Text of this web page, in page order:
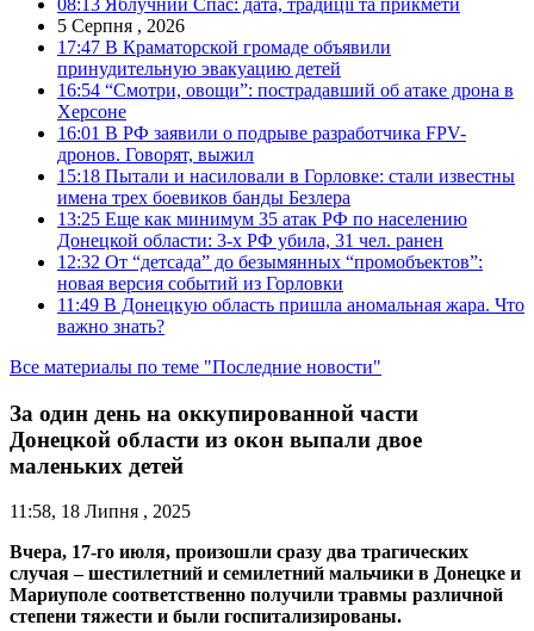
5 Серпня , 2026
17:47 В Краматорской громаде объявили
принудительную эвакуацию детей
16:54 “Смотри, овощи”: пострадавший об атаке дрона в
Херсоне
16:01 В РФ заявили о подрыве разработчика FPV-
дронов. Говорят, выжил
15:18 Пытали и насиловали в Горловке: стали известны
имена трех боевиков банды Безлера
13:25 Еще как минимум 35 атак РФ по населению
Донецкой области: 3-х РФ убила, 31 чел. ранен
12:32 От “детсада” до безымянных “промобъектов”:
новая версия событий из Горловки
11:49 В Донецкую область пришла аномальная жара. Что
важно знать?
Все материалы по теме "Последние новости"
За один день на оккупированной части
Донецкой области из окон выпали двое
маленьких детей
11:58, 18 Липня , 2025
Вчера, 17-го июля, произошли сразу два трагических
случая – шестилетний и семилетний мальчики в Донецке и
Мариуполе соответственно получили травмы различной
степени тяжести и были госпитализированы.